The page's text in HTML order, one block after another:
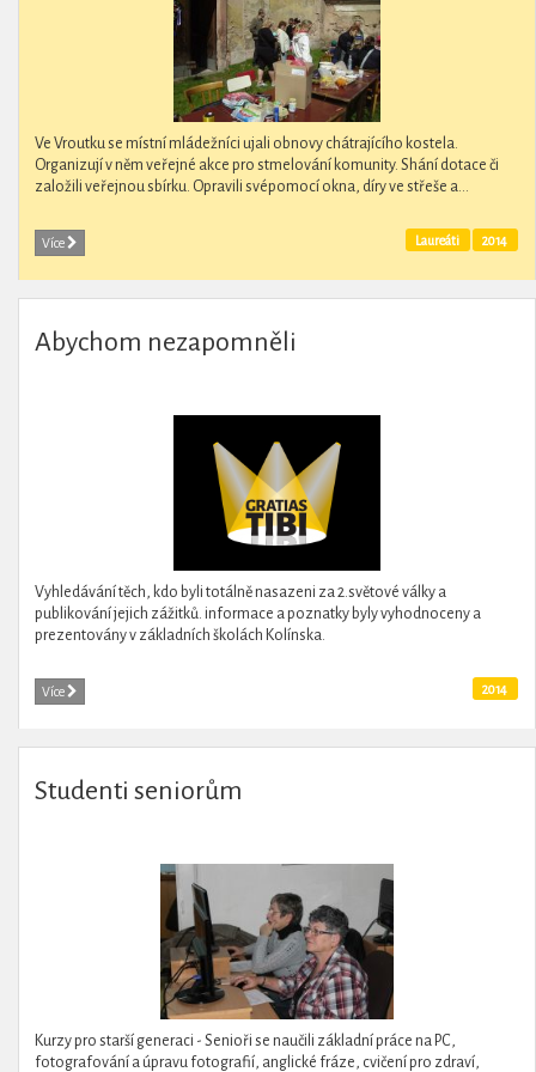
Ve Vroutku se místní mládežníci ujali obnovy chátrajícího kostela.
Organizují v něm veřejné akce pro stmelování komunity. Shání dotace či
založili veřejnou sbírku. Opravili svépomocí okna, díry ve střeše a...
Více 2014
Laureáti
Abychom nezapomněli
Vyhledávání těch, kdo byli totálně nasazeni za 2.světové války a
publikování jejich zážitků. informace a poznatky byly vyhodnoceny a
prezentovány v základních školách Kolínska.
Více 2014
Studenti seniorům
Kurzy pro starší generaci - Senioři se naučili základní práce na PC,
fotografování a úpravu fotografií, anglické fráze, cvičení pro zdraví,